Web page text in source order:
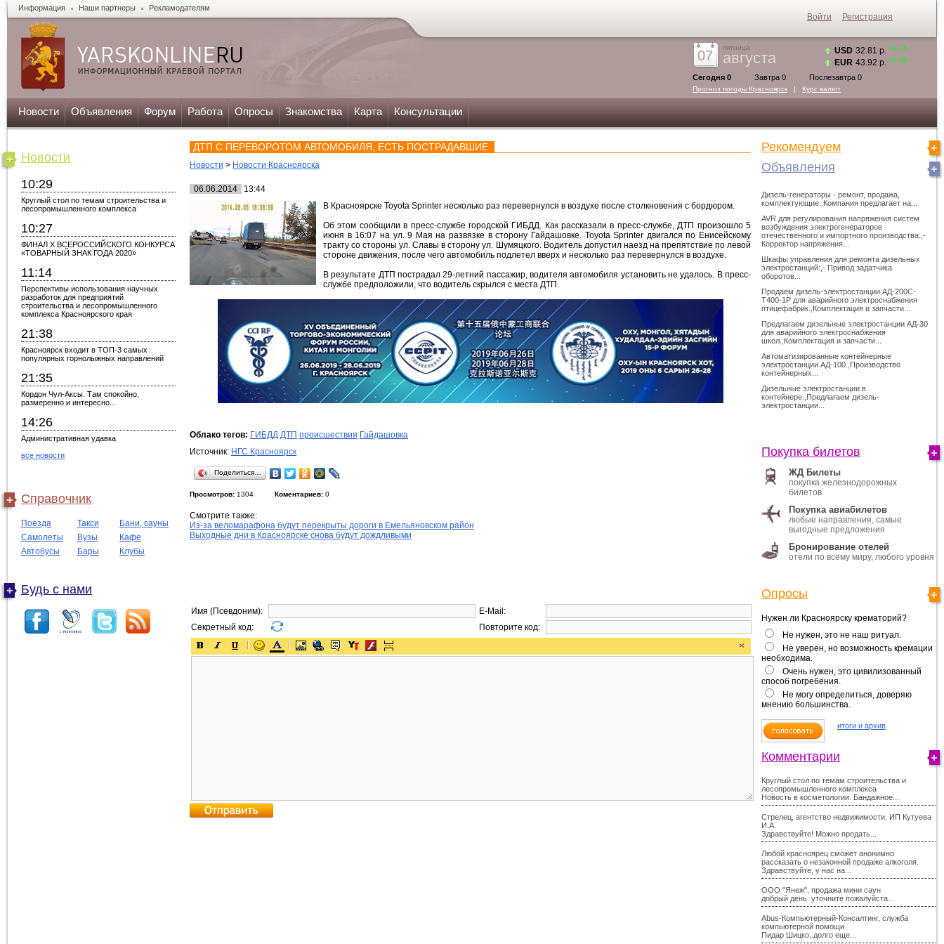
Информация Наши партнеры Рекламодателям
07
пятница
августа
Сегодня 0 Завтра 0 Послезавтра 0
Прогноз погоды Красноярск | Курс валют
USD 32.81 р. +0.15
EUR 43.92 р. +0.26
Новости Объявления Форум Работа Опросы Знакомства Карта Консультации
Новости
10:29
Круглый стол по темам строительства и
лесопромышленного комплекса
10:27
ФИНАЛ X ВСЕРОССИЙСКОГО КОНКУРСА
«ТОВАРНЫЙ ЗНАК ГОДА 2020»
11:14
Перспективы использования научных
разработок для предприятий
строительства и лесопромышленного
комплекса Красноярского края
21:38
Красноярск входит в ТОП-3 самых
популярных горнолыжных направлений
21:35
Кордон Чул-Аксы. Там спокойно,
размеренно и интересно...
14:26
Административная удавка
все новости
Справочник
Поезда Такси
Бани, сауны
Самолеты
Вузы
Кафе
Автобусы
Бары Клубы
Будь с нами
ДТП С ПЕРЕВОРОТОМ АВТОМОБИЛЯ, ЕСТЬ ПОСТРАДАВШИЕ.
Новости > Новости Красноярска
06.06.2014
13:44
В Красноярске Toyota Sprinter несколько раз перевернулся в воздухе после столкновения с бордюром.
Об этом сообщили в пресс-службе городской ГИБДД. Как рассказали в пресс-службе, ДТП произошло 5
июня в 16:07 на ул. 9 Мая на развязке в сторону Гайдашовке. Toyota Sprinter двигался по Енисейскому
тракту со стороны ул. Славы в сторону ул. Шумяцкого. Водитель допустил наезд на препятствие по левой
стороне движения, после чего автомобиль подлетел вверх и несколько раз перевернулся в воздухе.
В результате ДТП пострадал 29-летний пассажир, водителя автомобиля установить не удалось. В пресс-
службе предположили, что водитель скрылся с места ДТП.
Облако тегов: ГИБДД ДТП происшествия Гайдашовка
Источник: НГС Красноярск
Поделиться…
Просмотров: 1304 Коментариев: 0
Смотрите также:
Из-за веломарафона будут перекрыты дороги в Емельяновском район
Выходные дни в Красноярске снова будут дождливыми
Имя (Псевдоним):
E-Mail:
Секретный код:
Повторите код:
Рекомендуем
Объявления
Дизель-генераторы - ремонт, продажа,
комплектующие.,Компания предлагает на...
AVR для регулирования напряжения систем
возбуждения электрогенераторов
отечественного и импортного производства:,-
Корректор напряжения...
Шкафы управления для ремонта дизельных
электростанций:,- Привод задатчика
оборотов...
Продаем дизель-электростанции АД-200С-
Т400-1Р для аварийного электроснабжения
птицефабрик.,Комплектация и запчасти...
Предлагаем дизельные электростанции АД-30
для аварийного электроснабжения
школ.,Комплектация и запчасти...
Автоматизированные контейнерные
электростанции АД-100.,Производство
контейнерных...
Дизельные электростанции в
контейнере.,Предлагаем дизель-
электростанции...
Покупка билетов
ЖД Билеты
покупка железнодорожных
билетов
Покупка авиабилетов
любые направления, самые
выгодные предложения
Бронирование отелей
отели по всему миру, любого уровня
Опросы
Нужен ли Красноярску крематорий?
Не нужен, это не наш ритуал.
Не уверен, но возможность кремации
необходима.
Очень нужен, это цивилизованный
способ погребения.
Не могу определиться, доверяю
мнению большинства.
итоги и архив
Комментарии
Круглый стол по темам строительства и
лесопромышленного комплекса
Новость в косметологии. Бандажное...
Стрелец, агентство недвижимости, ИП Кутуева
И.А.
Здравствуйте! Можно продать...
Любой красноярец сможет анонимно
рассказать о незаконной продаже алкоголя.
Здравствуйте, у нас на...
ООО "Янеж", продажа мини саун
добрый день. уточните пожалуйста...
Abus-Компьютерный-Консалтинг, служба
компьютерной помощи
Пидар Шицко, долго еще...
Войти Регистрация